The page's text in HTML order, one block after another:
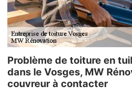
Problème de toiture en
dans le Vosges, MW
couvreur à contacter